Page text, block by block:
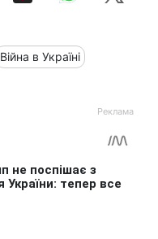
Війна в Україні